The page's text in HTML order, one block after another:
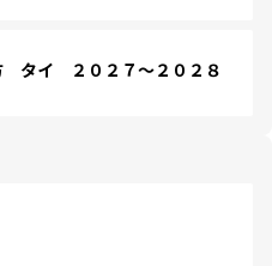
タイ ２０２７～２０２８